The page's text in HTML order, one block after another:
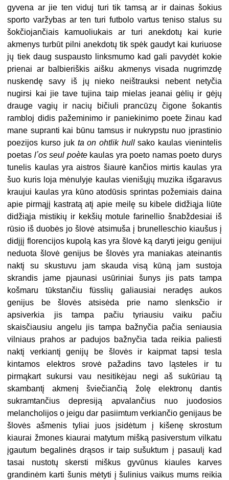
gyvena ar jie ten viduj turi tik tamsą ar ir dainas šokius
sporto varžybas ar ten turi futbolo vartus teniso stalus su
šokčiojančiais kamuoliukais ar turi anekdotų kai kurie
akmenys turbūt pilni anekdotų tik spėk gaudyt kai kuriuose
jų tiek daug suspausto linksmumo kad gali pavydėt kokie
prienai ar balbieriškis aišku akmenys visada nugrimzdę
nuskendę savy iš jų nieko neištrauksi nebent netyčia
nugirsi kai jie tave tujina taip mielas jeanai gėlių ir gėjų
drauge vagių ir nacių bičiuli prancūzų čigone šokantis
rambloj didis pažeminimo ir paniekinimo poete žinau kad
mane supranti kai būnu tamsus ir nukrypstu nuo įprastinio
poezijos kurso juk ta on ohtlik hullsako kaulas vienintelis
poetas lʼos seul poètekaulas yra poeto namas poeto durys
tunelis kaulas yra aistros šiaurė kančios mirtis kaulas yra
šuo kuris loja mėnulyje kaulas vienišųjų muzika išgaravus
kraujui kaulas yra kūno atodūsis sprintas požemiais daina
apie pirmąjį kastratą atį apie meilę su kibele didžiąja liūte
didžiąja mistikių ir kekšių motule farinellio šnabždesiai iš
rūsio iš duobės jo šlovė atsimuša į brunelleschio kiaušus į
didįjį florencijos kupolą kas yra šlovė ką daryti jeigu genijui
neduota šlovė genijus be šlovės yra maniakas ateinantis
naktį su skustuvu jam skauda visą kūną jam sustoja
skrandis jame pjaunasi usūriniai šunys jis pats tampa
košmaru tūkstančiu füsslių galiausiai neradęs aukos
genijus be šlovės atsisėda prie namo slenksčio ir
apsiverkia jis tampa pačiu tyriausiu vaiku pačiu
skaisčiausiu angelu jis tampa bažnyčia pačia seniausia
vilniaus prahos ar padujos bažnyčia tada reikia paliesti
naktį verkiantį genijų be šlovės ir kaipmat tapsi tesla
kintamos elektros srovė pažadins tavo ląsteles ir tu
pirmąkart sukursi vau nesitikėjau negi aš sukūriau tą
skambantį akmenį šviečiančią žolę elektronų dantis
sukramtančius depresiją apvalančius nuo juodosios
melancholijos o jeigu dar pasiimtum verkiančio genijaus be
šlovės ašmenis tyliai juos įsidėtum į kišenę skrostum
kiaurai žmones kiaurai matytum mišką pasiverstum vilkatu
įgautum begalinės drąsos ir taip sušuktum į pasaulį kad
tasai nustotų skersti miškus gyvūnus kiaules karves
grandinėm karti šunis mėtyti į šulinius vaikus mums reikia